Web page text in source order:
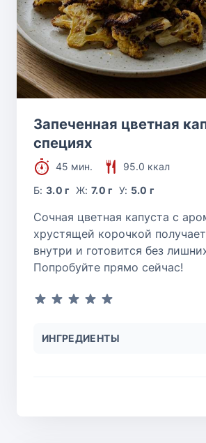
Запеченная цветная
специях
45 мин.
95.0 ккал
Б:3.0 г Ж: 7.0 г У: 5.0 г
Сочная цветная капуста с
хрустящей корочкой
внутри и готовится без
Попробуйте прямо сейчас!
ИНГРЕДИЕНТЫ